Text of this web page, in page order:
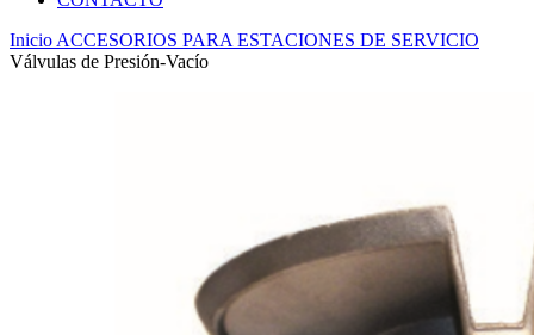
Inicio ACCESORIOS PARA ESTACIONES DE SERVICIO
Válvulas de Presión-Vacío